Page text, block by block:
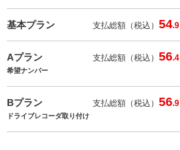
基本プラン 支払総額（税込）54.9
Aプラン 支払総額（税込）56.4
希望ナンバー
Bプラン 支払総額（税込）56.9
ドライブレコーダ取り付け